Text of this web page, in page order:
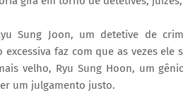
Sung Joon, um detetive de
excessiva faz com que as vezes
velho, Ryu Sung Hoon, um
um julgamento justo.